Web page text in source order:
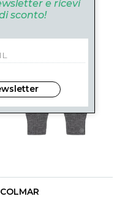
eur 39.00
COLMAR
e ricevi
sconto!